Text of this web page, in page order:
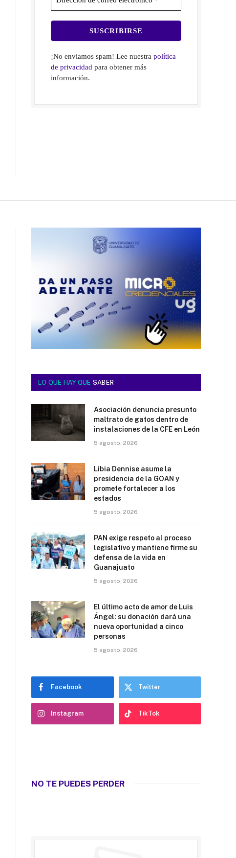
¡No enviamos spam! Lee nuestrapolítica
de privacidad para obtener más
información.
LO QUE HAY QUE SABER
Asociación denuncia presunto
maltrato de gatos dentro de
instalaciones de la CFE en León
5 agosto, 2026
Libia Dennise asume la
presidencia de la GOAN y
promete fortalecer a los
estados
5 agosto, 2026
PAN exige respeto al proceso
legislativo y mantiene firme su
defensa de la vida en
Guanajuato
5 agosto, 2026
El último acto de amor de Luis
Ángel: su donación dará una
nueva oportunidad a cinco
personas
5 agosto, 2026
Facebook Twitter
Instagram TikTok
NO TE PUEDES PERDER